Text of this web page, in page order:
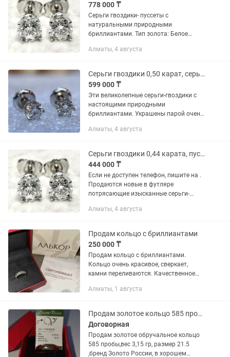
778 000 ₸
Серьги гвоздики- пуссеты с
натуральными природными
бриллиантами. Тип золота: Белое
Характеристики камня: Тип
натуральный природный...
Алматы, 4 августа
Серьги гвоздики 0,50 карат, серьги бриллиантовые, серьги золотые
599 000 ₸
Эти великолепные серьги-гвоздики с
настоящими природными
бриллиантами. Украшены парой очень
бриллиантов цвета G-I, прозрачностью
Алматы, 4 августа
Серьги гвоздики 0,44 карата, пусеты, золотые серьги, серьги бриллиантовые
444 000 ₸
Если не доступен телефон, пишите на .
Продаются новые в футляре
потрясающие изысканные серьги-
парой ослепительно сверкающих,
Алматы, 4 августа
Продам кольцо с бриллиантами
250 000 ₸
Продам кольцо с бриллиантами.
Кольцо очень красивое, сверкает,
камни переливаются. Качественное
Сертификат и коробочка имеется.
Алматы, 1 августа
Продам золотое кольцо 585 пробы
Договорная
Продам золотое обручальное кольцо
585 пробы,вес 3,15 гр, размер 21.5
,бренд Золото России, в хорошем